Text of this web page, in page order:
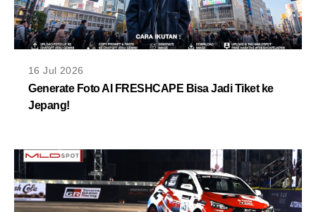
16 Jul 2026
Generate Foto AI FRESHCAPE Bisa Jadi Tiket ke
Jepang!